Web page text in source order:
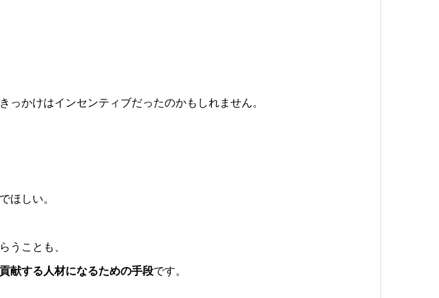
っかけはインセンティブだったのかもしれません。
ほしい。
うことも、
献する人材になるための手段です。